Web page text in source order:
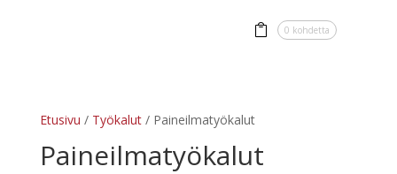
0 kohdetta
Etusivu / Työkalut/ Paineilmatyökalut
Paineilmatyökalut